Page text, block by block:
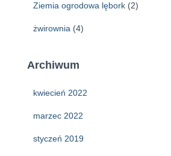
Ziemia ogrodowa lębork (2)
żwirownia (4)
Archiwum
kwiecień 2022
marzec 2022
styczeń 2019